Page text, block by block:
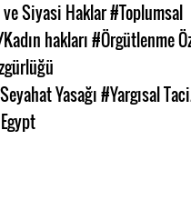
Siyasi Haklar#Toplumsal
hakları#Örgütlenme
Yasağı#Yargısal